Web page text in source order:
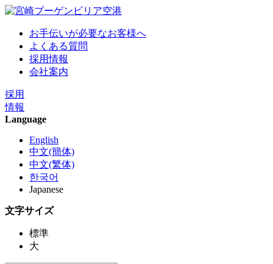
お手伝いが必要なお客様へ
よくある質問
採用情報
会社案内
採用
情報
Language
English
中文(簡体)
中文(繁体)
한국어
Japanese
文字サイズ
標準
大